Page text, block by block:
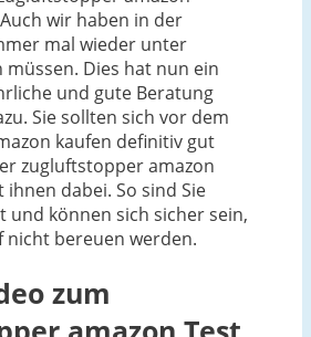
wir haben in der
mal wieder unter
müssen. Dies hat nun ein
und gute Beratung
Sie sollten sich vor dem
kaufen definitiv gut
zugluftstopper amazon
dabei. So sind Sie
können sich sicher sein,
nicht bereuen werden.
zum